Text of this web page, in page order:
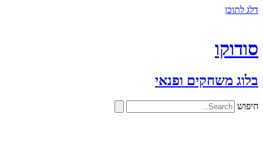
דלג לתוכן
סודוקו
בלוג משחקים ופנאי
חיפוש